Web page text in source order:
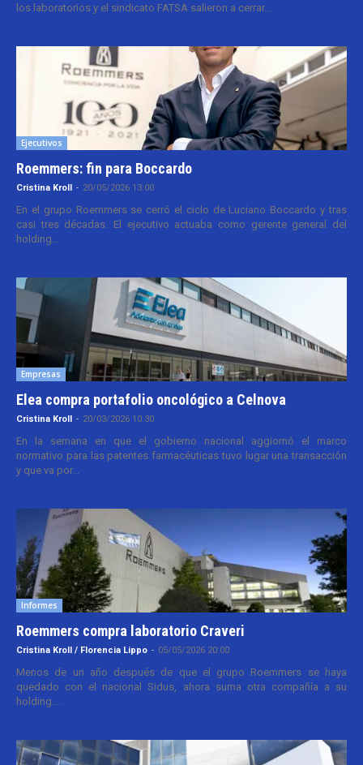
los laboratorios y el sindicato FATSA salieron a cerrar...
Ejecutivos
Roemmers: fin para Boccardo
Cristina Kroll - 20/05/2026 13:00
En el grupo Roemmers se cerró el ciclo de Luciano Boccardo y tras
casi tres décadas. El ejecutivo actuaba como gerente general del
holding...
Empresas
Elea compra portafolio oncológico a Celnova
Cristina Kroll - 20/03/2026 10:30
En la semana en que el gobierno nacional aggiornó el marco
normativo para las patentes farmacéuticas tuvo lugar una transacción
y que va por...
Informes
Roemmers compra laboratorio Craveri
Cristina Kroll / Florencia Lippo - 05/05/2026 20:00
Menos de un año después de que el grupo Roemmers se haya
quedado con el nacional Sidus, ahora suma otra compañía a su
holding....